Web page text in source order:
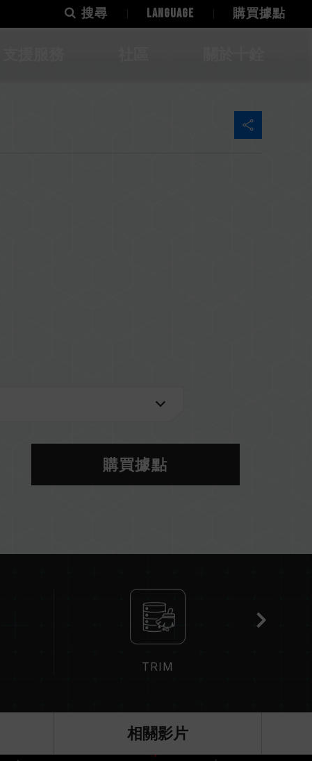
搜尋 LANGUAGE 購買據點
購買據點
TRIM
相關影片